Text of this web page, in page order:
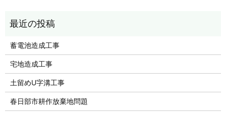
蓄電池造成工事
宅地造成工事
土留めU字溝工事
春日部市耕作放棄地問題